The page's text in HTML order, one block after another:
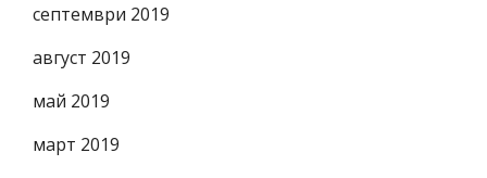
септември 2019
август 2019
май 2019
март 2019